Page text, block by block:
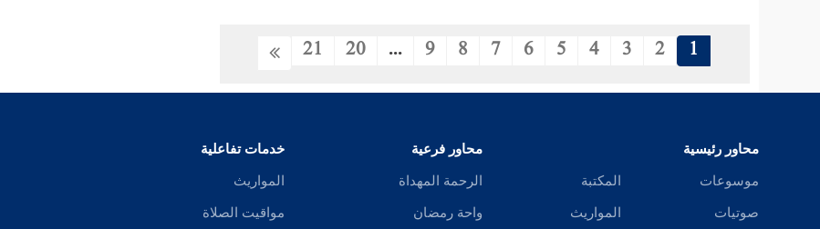
1
2
3
4
5
6
7
8
9
...
20
21
محاور رئيسية
موسوعات
صوتيات
المكتبة
المواريث
محاور فرعية
الرحمة المهداة
واحة رمضان
خدمات تفاعلية
المواريث
مواقيت الصلاة